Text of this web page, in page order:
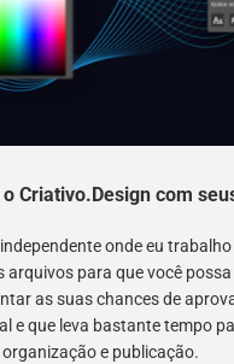
Criativo.Design com
onde eu
arquivos para que você
as suas chances de
e que leva bastante tempo
organização e publicação.